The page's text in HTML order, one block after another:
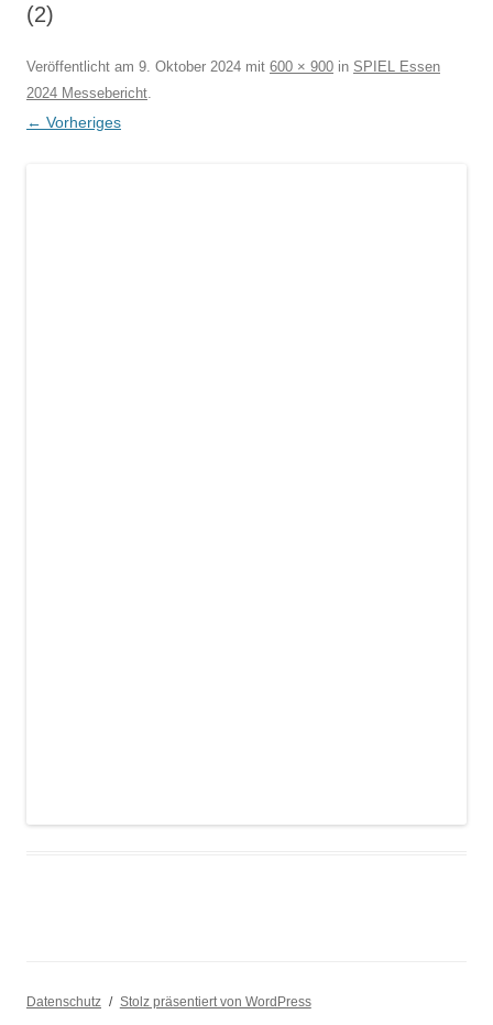
(2)
Veröffentlicht am 9. Oktober 2024 mit 600 × 900 in SPIEL Essen
2024 Messebericht.
← Vorheriges
Datenschutz Stolz präsentiert von WordPress